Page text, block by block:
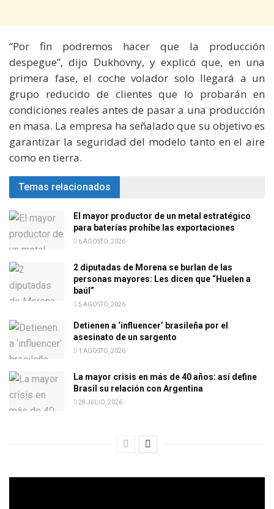
“Por fin podremos hacer que la producción
despegue”, dijo Dukhovny, y explicó que, en una
primera fase, el coche volador solo llegará a un
grupo reducido de clientes que lo probarán en
condiciones reales antes de pasar a una producción
en masa. La empresa ha señalado que su objetivo es
garantizar la seguridad del modelo tanto en el aire
como en tierra.
Temas relacionados
El mayor productor de un metal estratégico
para baterías prohíbe las exportaciones
6 AGOSTO, 2026
2 diputadas de Morena se burlan de las
personas mayores: Les dicen que “Huelen a
baúl”
5 AGOSTO, 2026
Detienen a ‘influencer’ brasileña por el
asesinato de un sargento
1 AGOSTO, 2026
La mayor crisis en más de 40 años: así define
Brasil su relación con Argentina
28 JULIO, 2026